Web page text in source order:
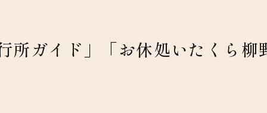
ガイド」「お休処いたくら柳